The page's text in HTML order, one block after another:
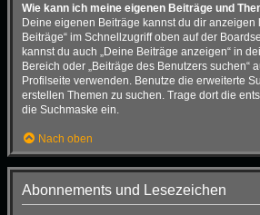
Wie kann ich meine eigenen Beiträge und
Deine eigenen Beiträge kannst du dir anzeigen
Beiträge“ im Schnellzugriff oben auf der
kannst du auch „Deine Beiträge anzeigen“ in
Bereich oder „Beiträge des Benutzers suchen“
Profilseite verwenden. Benutze die erweiterte
erstellen Themen zu suchen. Trage dort die
die Suchmaske ein.
Nach oben
Abonnements und Lesezeichen